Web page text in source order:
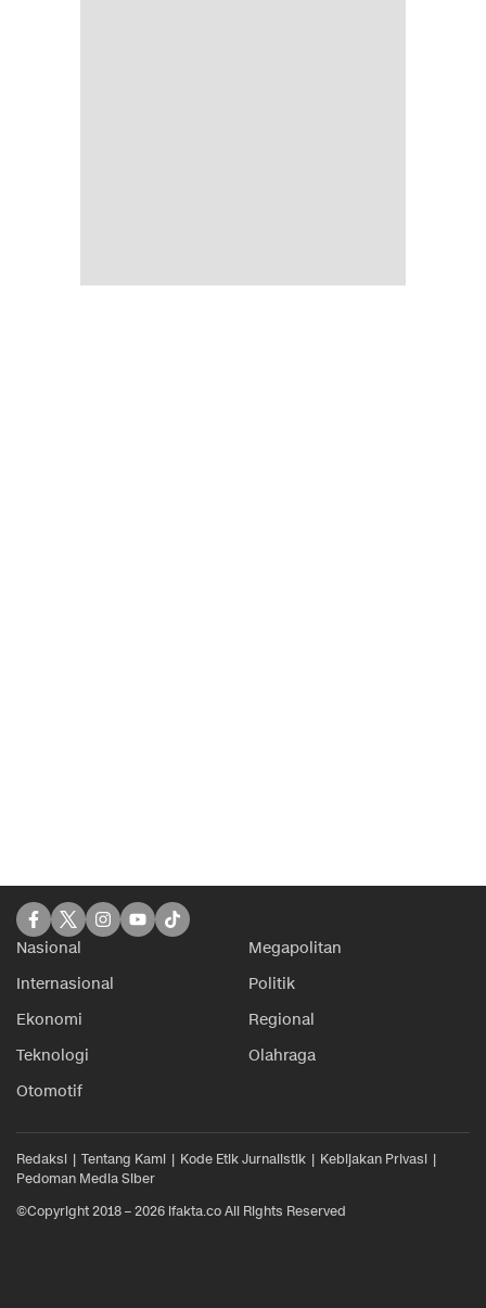
Nasional
Megapolitan
Internasional
Politik
Ekonomi
Regional
Teknologi
Olahraga
Otomotif
Redaksi Tentang Kami Kode Etik Jurnalistik
Kebijakan Privasi
Pedoman Media Siber
©Copyright 2018 – 2026 ifakta.co All Rights Reserved